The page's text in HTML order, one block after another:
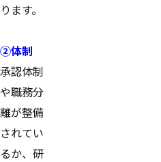
ります。
②体制
承認体制
や職務分
離が整備
されてい
るか、研